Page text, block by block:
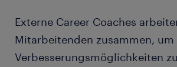
Externe Career Coaches
Mitarbeitenden zusammen, um
Verbesserungsmöglichkeiten